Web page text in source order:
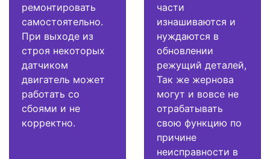
ремонтировать
самостоятельно.
При выходе из
строя некоторых
датчиком
двигатель может
работать со
сбоями и не
корректно.
части
изнашиваются и
нуждаются в
обновлении
режущий деталей,
Так же жернова
могут и вовсе не
отрабатывать
свою функцию по
причине
неисправности в